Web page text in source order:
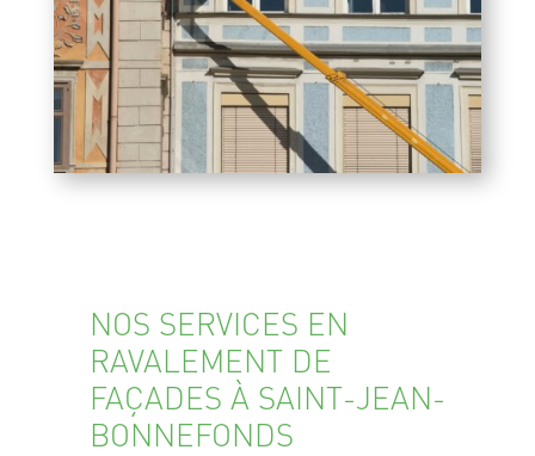
NOS SERVICES EN
RAVALEMENT DE
FAÇADES À SAINT-JEAN-
BONNEFONDS